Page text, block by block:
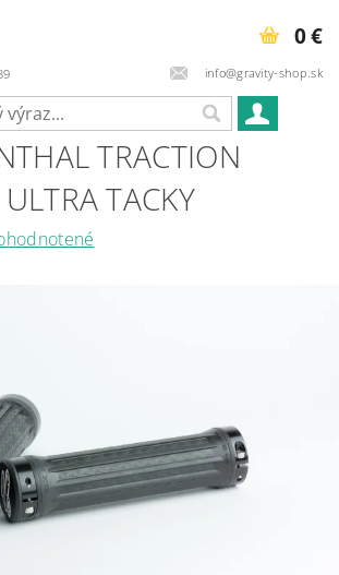
info@gravity-shop.sk
0 €
TRACTION
TACKY